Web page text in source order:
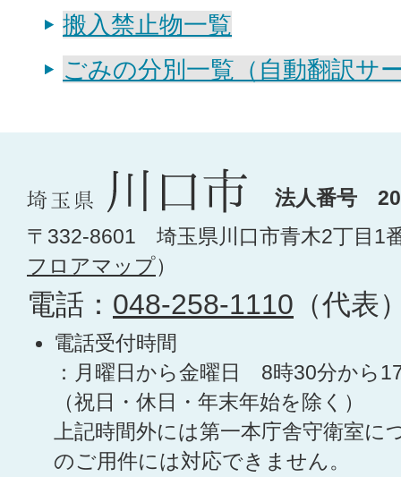
搬入禁止物一覧
ごみの分別一覧（自動翻訳サ
法人番号
〒332-8601 埼玉県川口市青木2丁目1
フロアマップ）
電話： 048-258-1110 （代表
電話受付時間
：月曜日から金曜日 8時30分から
（祝日・休日・年末年始を除く）
上記時間外には第一本庁舎守衛室に
のご用件には対応できません。